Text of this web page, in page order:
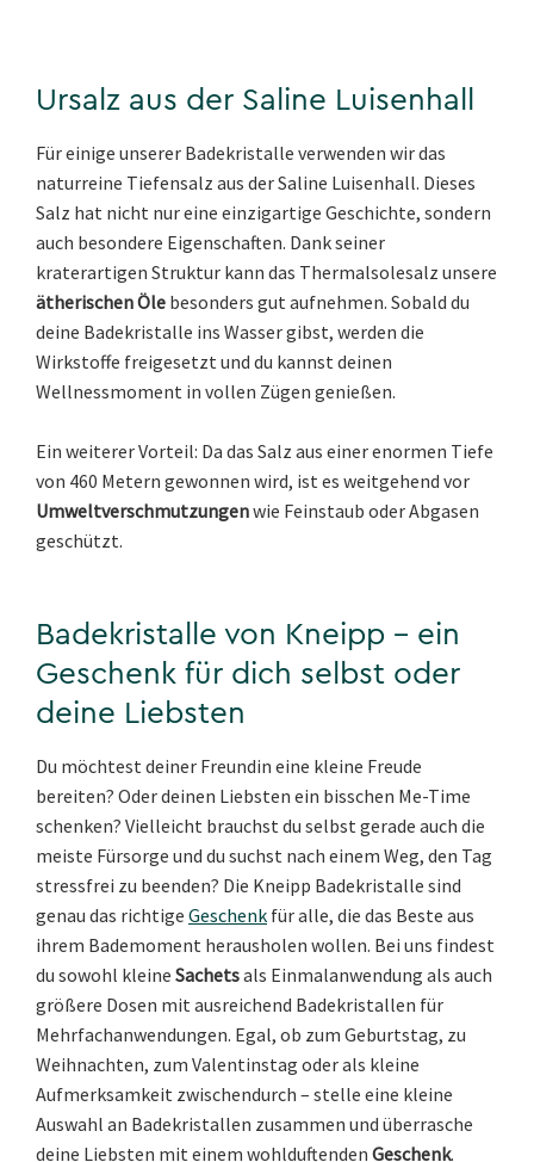
Ursalz aus der Saline Luisenhall
Für einige unserer Badekristalle verwenden wir das
naturreine Tiefensalz aus der Saline Luisenhall. Dieses
Salz hat nicht nur eine einzigartige Geschichte, sondern
auch besondere Eigenschaften. Dank seiner
kraterartigen Struktur kann das Thermalsolesalz unsere
ätherischen Öle besonders gut aufnehmen. Sobald du
deine Badekristalle ins Wasser gibst, werden die
Wirkstoffe freigesetzt und du kannst deinen
Wellnessmoment in vollen Zügen genießen.
Ein weiterer Vorteil: Da das Salz aus einer enormen Tiefe
von 460 Metern gewonnen wird, ist es weitgehend vor
Umweltverschmutzungenwie Feinstaub oder Abgasen
geschützt.
Badekristalle von Kneipp – ein
Geschenk für dich selbst oder
deine Liebsten
Du möchtest deiner Freundin eine kleine Freude
bereiten? Oder deinen Liebsten ein bisschen Me-Time
schenken? Vielleicht brauchst du selbst gerade auch die
meiste Fürsorge und du suchst nach einem Weg, den Tag
stressfrei zu beenden? Die Kneipp Badekristalle sind
genau das richtige Geschenk für alle, die das Beste aus
ihrem Bademoment herausholen wollen. Bei uns findest
du sowohl kleine Sachetsals Einmalanwendung als auch
größere Dosen mit ausreichend Badekristallen für
Mehrfachanwendungen. Egal, ob zum Geburtstag, zu
Weihnachten, zum Valentinstag oder als kleine
Aufmerksamkeit zwischendurch – stelle eine kleine
Auswahl an Badekristallen zusammen und überrasche
deine Liebsten mit einem wohlduftenden Geschenk.